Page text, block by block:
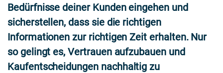
Bedürfnisse deiner Kunden eingehen und
sicherstellen, dass sie die richtigen
Informationen zur richtigen Zeit erhalten. Nur
so gelingt es, Vertrauen aufzubauen und
Kaufentscheidungen nachhaltig zu